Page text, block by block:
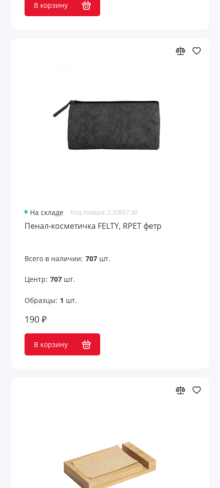
В корзину
На складе Код товара: 2.32837.30
Пенал-косметичка FELTY, RPET фетр
Всего в наличии: 707шт.
Центр: 707шт.
Образцы: 1 шт.
190 ₽
В корзину